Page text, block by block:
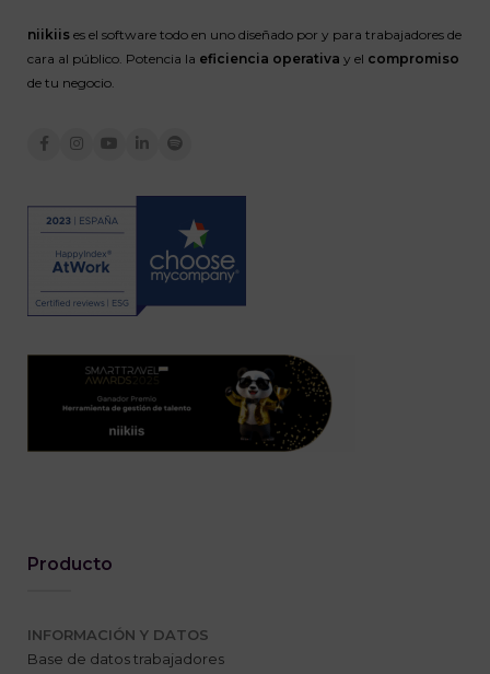
niikiis es el software todo en uno diseñado por y para trabajadores de
cara al público. Potencia la eficiencia operativa y el compromiso
de tu negocio.
Producto
INFORMACIÓN Y DATOS
Base de datos trabajadores